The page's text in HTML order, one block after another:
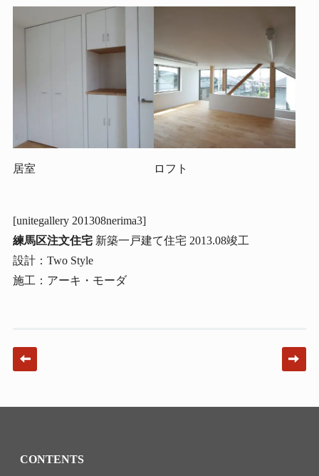
居室 ロフト
[unitegallery 201308nerima3]
練馬区注文住宅新築一戸建て住宅 2013.08竣工
設計：Two Style
施工：アーキ・モーダ
Post navigation
CONTENTS